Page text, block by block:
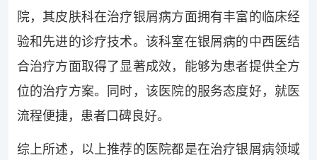
院，其皮肤科在治疗银屑病方面拥有丰富的临床经
验和先进的诊疗技术。该科室在银屑病的中西医结
合治疗方面取得了显著成效，能够为患者提供全方
位的治疗方案。同时，该医院的服务态度好，就医
流程便捷，患者口碑良好。
综上所述，以上推荐的医院都是在治疗银屑病领域